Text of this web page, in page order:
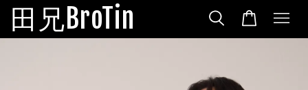
田兄BroTin